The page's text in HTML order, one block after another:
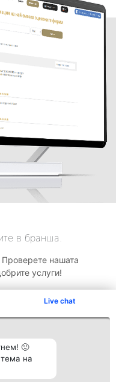
Live chat
🙂
на
в бранша.
нашата
услуги!